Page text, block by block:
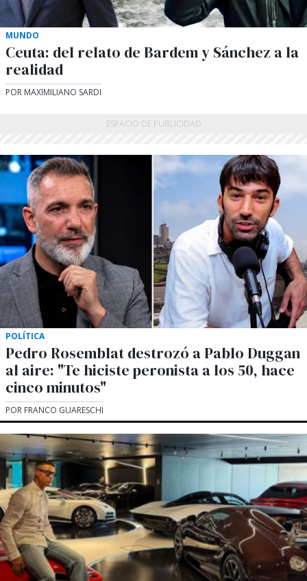
MUNDO
Ceuta: del relato de Bardem y Sánchez a la
realidad
POR MAXIMILIANO SARDI
POLÍTICA
Pedro Rosemblat destrozó a Pablo Duggan
al aire: "Te hiciste peronista a los 50, hace
cinco minutos"
POR FRANCO GUARESCHI